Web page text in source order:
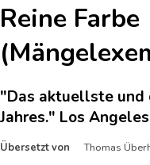
Reine Farbe
"Das aktuellste und
Jahres." Los
Übersetzt von Thomas